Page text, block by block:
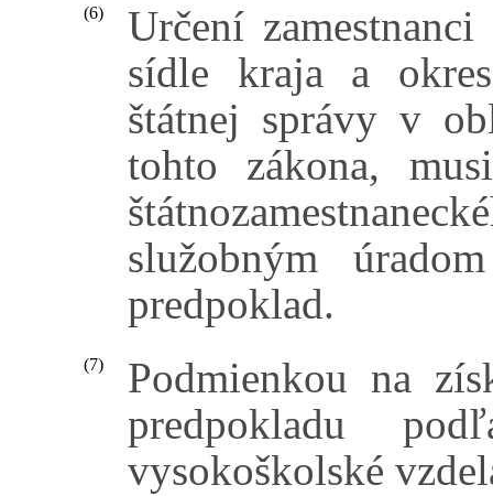
(6)
Určení
sídle kraja a
štátnej správy v
tohto zákona,
služobným
predpoklad.
(7)
Podmienkou na
predpokladu
vysokoškolské